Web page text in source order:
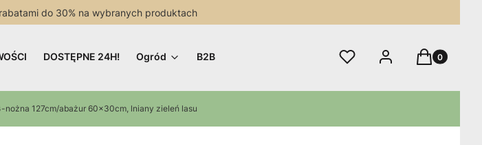
do 30% na wybranych produktach
DOSTĘPNE 24H! Ogród B2B Ulubione Zaloguj sięProdukty w
Koszyk
nożna 127cm/abażur 60x30cm, lniany zieleń lasu